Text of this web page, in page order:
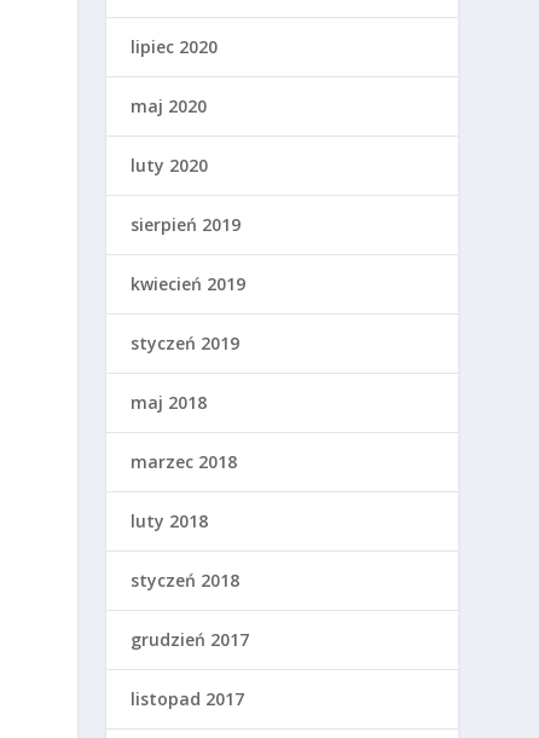
lipiec 2020
maj 2020
luty 2020
sierpień 2019
kwiecień 2019
styczeń 2019
maj 2018
marzec 2018
luty 2018
styczeń 2018
grudzień 2017
listopad 2017